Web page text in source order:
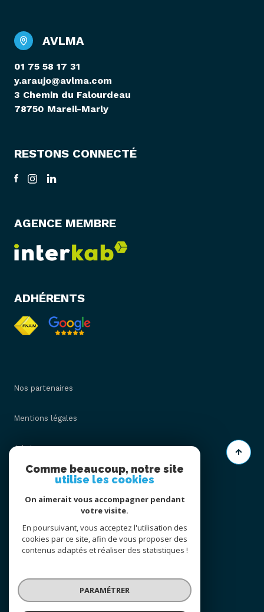
AVLMA
01 75 58 17 31
y.araujo@avlma.com
3 Chemin du Falourdeau
78750 Mareil-Marly
RESTONS CONNECTÉ
AGENCE MEMBRE
ADHÉRENTS
Nos partenaires
Mentions légales
Admin
Nos honoraires
Cookies
© 2026 | Tous droits réservés
Comme beaucoup, notre site
utilise les cookies
On aimerait vous accompagner pendant
votre visite.
En poursuivant, vous acceptez l'utilisation des
cookies par ce site, afin de vous proposer des
contenus adaptés et réaliser des statistiques !
PARAMÉTRER